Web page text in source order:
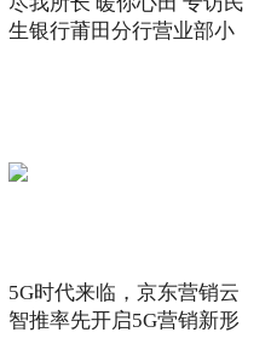
生银行莆田分行营业部小
5G时代来临，京东营销云
智推率先开启5G营销新形